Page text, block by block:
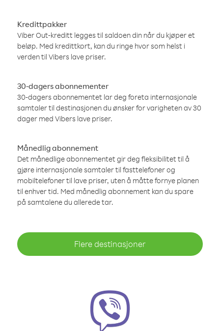
Kredittpakker
Viber Out-kreditt legges til saldoen din når du kjøper et
beløp. Med kredittkort, kan du ringe hvor som helst i
verden til Vibers lave priser.
30-dagers abonnementer
30-dagers abonnementet lar deg foreta internasjonale
samtaler til destinasjonen du ønsker for varigheten av 30
dager med Vibers lave priser.
Månedlig abonnement
Det månedlige abonnementet gir deg fleksibilitet til å
gjøre internasjonale samtaler til fasttelefoner og
mobiltelefoner til lave priser, uten å måtte fornye planen
til enhver tid. Med månedlig abonnement kan du spare
på samtalene du allerede tar.
Flere destinasjoner